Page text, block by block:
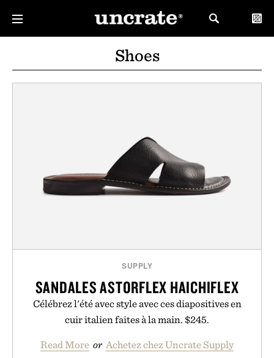
Shoes
SUPPLY
SANDALES ASTORFLEX HAICHIFLEX
Célébrez l'été avec style avec ces diapositives en
cuir italien faites à la main. $245.
Read More or Achetez chez Uncrate Supply